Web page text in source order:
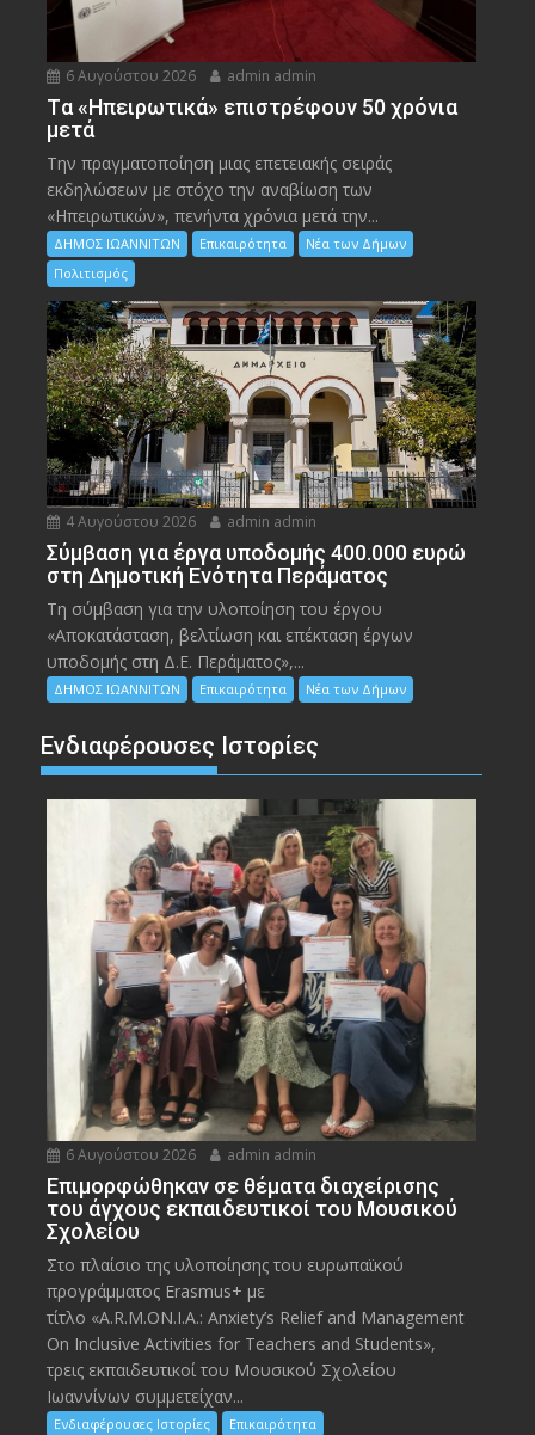
6 Αυγούστου 2026 admin admin
Tα «Ηπειρωτικά» επιστρέφουν 50 χρόνια
μετά
Την πραγματοποίηση μιας επετειακής σειράς
εκδηλώσεων με στόχο την αναβίωση των
«Ηπειρωτικών», πενήντα χρόνια μετά την...
ΔΗΜΟΣ ΙΩΑΝΝΙΤΩΝ Επικαιρότητα
Νέα των Δήμων
Πολιτισμός
4 Αυγούστου 2026 admin admin
Σύμβαση για έργα υποδομής 400.000 ευρώ
στη Δημοτική Ενότητα Περάματος
Τη σύμβαση για την υλοποίηση του έργου
«Αποκατάσταση, βελτίωση και επέκταση έργων
υποδομής στη Δ.Ε. Περάματος»,...
ΔΗΜΟΣ ΙΩΑΝΝΙΤΩΝ Επικαιρότητα Νέα των Δήμων
Ενδιαφέρουσες Ιστορίες
6 Αυγούστου 2026 admin admin
Eπιμορφώθηκαν σε θέματα διαχείρισης
του άγχους εκπαιδευτικοί του Μουσικού
Σχολείου
Στο πλαίσιο της υλοποίησης του ευρωπαϊκού
προγράμματος Erasmus+ με
τίτλο «A.R.M.ON.I.A.: Anxiety’s Relief and Management
On Inclusive Activities for Teachers and Students»,
τρεις εκπαιδευτικοί του Μουσικού Σχολείου
Ιωαννίνων συμμετείχαν...
Ενδιαφέρουσες Ιστορίες Επικαιρότητα